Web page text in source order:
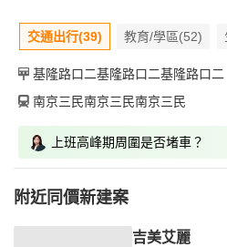
交通出行(39) 教育/學區(52)
基隆路口二基隆路口二基隆路口二
南京三民南京三民南京三民
上班高峰期周圍是否堵車？
附近同價新建案
吉美艾麗